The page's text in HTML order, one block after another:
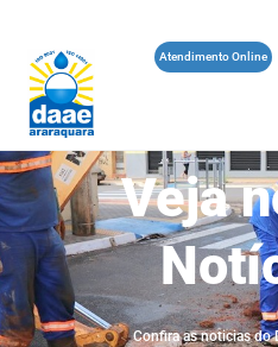
Atendimento Online
Veja
Confira as noticias do